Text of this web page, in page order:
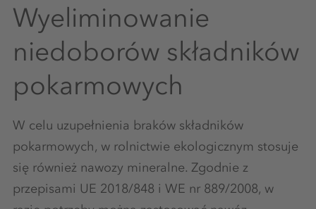
Wyeliminowanie
niedoborów składników
pokarmowych
W celu uzupełnienia braków składników
pokarmowych, w rolnictwie ekologicznym stosuje
się również nawozy mineralne. Zgodnie z
przepisami UE 2018/848 i WE nr 889/2008, w